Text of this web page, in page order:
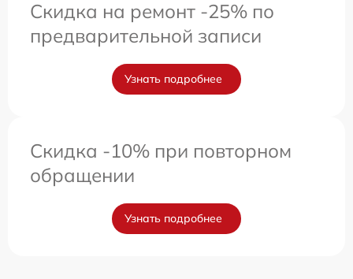
Скидка на ремонт -25% по
предварительной записи
Узнать подробнее
Скидка -10% при повторном
обращении
Узнать подробнее